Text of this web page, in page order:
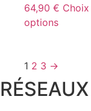
64,90 €
optionsCe
Les
1 2 3 →